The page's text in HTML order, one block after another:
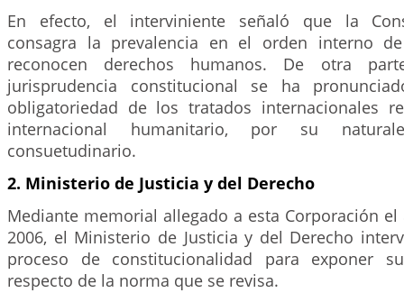
En efecto, el interviniente señaló que la
consagra la prevalencia en el orden interno
reconocen derechos humanos. De otra
jurisprudencia constitucional se ha
obligatoriedad de los tratados internacionales
internacional humanitario, por su
consuetudinario.
2. Ministerio de Justicia y del Derecho
Mediante memorial allegado a esta Corporación
2006, el Ministerio de Justicia y del Derecho
proceso de constitucionalidad para exponer
respecto de la norma que se revisa.